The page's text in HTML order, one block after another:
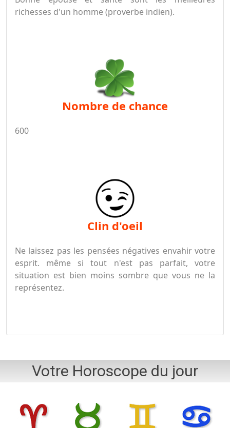
richesses d'un homme (proverbe indien).
nombre de chance
600
clin d'oeil
Ne laissez pas les pensées négatives envahir votre
esprit. même si tout n'est pas parfait, votre
situation est bien moins sombre que vous ne la
représentez.
Votre Horoscope du jour